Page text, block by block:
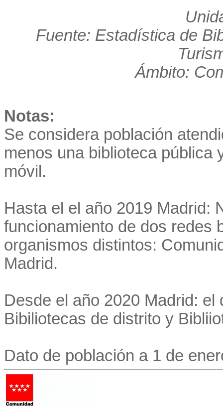
Fuente: Estadística de
Ámbito:
Notas:
Se considera población
menos una biblioteca pública
móvil.
Hasta el el año 2019 Madrid:
funcionamiento de dos redes
organismos distintos:
Madrid.
Desde el año 2020 Madrid:
Bibiliotecas de distrito y
Dato de población a 1 de